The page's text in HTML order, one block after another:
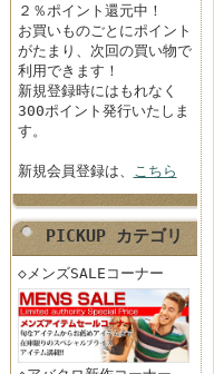
２％ポイント還元中！
お買いものごとにポイント
がたまり、次回の買い物で
利用できます！
新規登録時にはもれなく
300ポイント発行いたしま
す。
新規会員登録は、 こちら
PICKUP カテゴリ
◇メンズSALEコーナー